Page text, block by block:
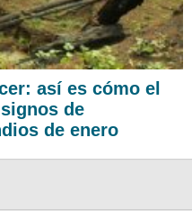
así es cómo el
de
de enero